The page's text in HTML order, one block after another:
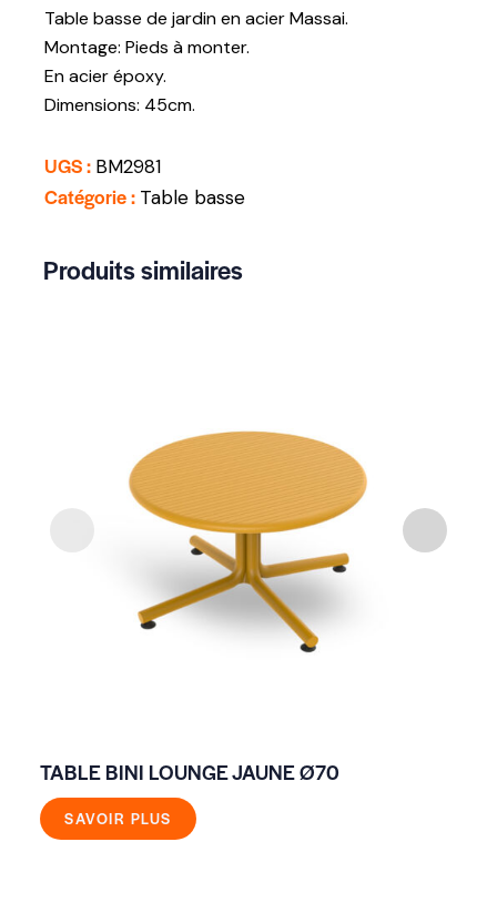
Table basse de jardin en acier Massai.
Montage: Pieds à monter.
En acier époxy.
Dimensions: 45cm.
UGS : BM2981
Catégorie : Table basse
Produits similaires
TABLE BINI LOUNGE JAUNE Ø70
SAVOIR PLUS